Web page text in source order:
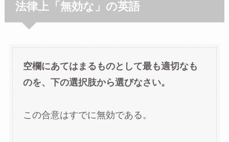
法律上「無効な」の英語
空欄にあてはまるものとして最も適切なも
のを、下の選択肢から選びなさい。
この合意はすでに無効である。